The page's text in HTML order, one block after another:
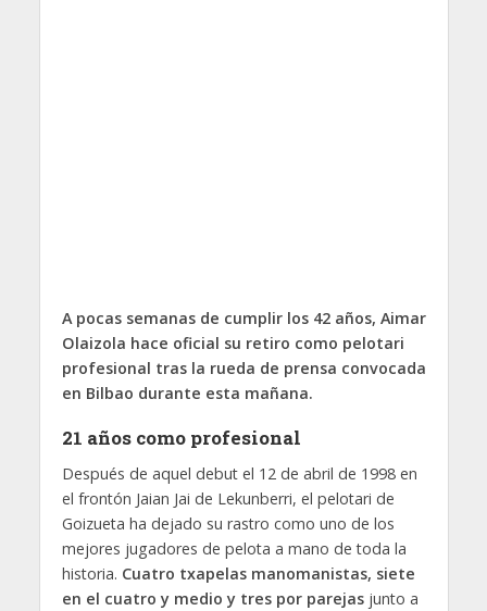
A pocas semanas de cumplir los 42 años, Aimar
Olaizola hace oficial su retiro como pelotari
profesional tras la rueda de prensa convocada
en Bilbao durante esta mañana.
21 años como profesional
Después de aquel debut el 12 de abril de 1998 en
el frontón Jaian Jai de Lekunberri, el pelotari de
Goizueta ha dejado su rastro como uno de los
mejores jugadores de pelota a mano de toda la
historia. Cuatro txapelas manomanistas, siete
en el cuatro y medio y tres por parejasjunto a